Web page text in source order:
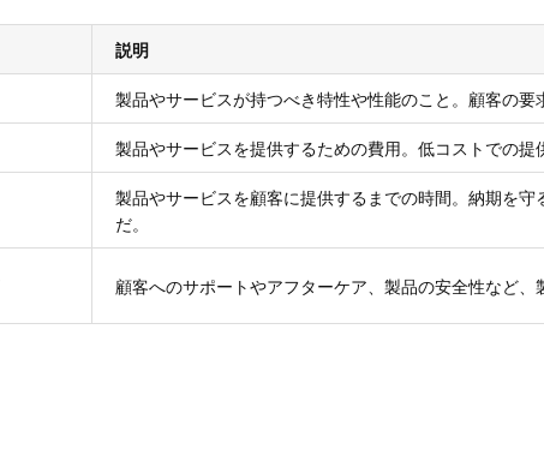
説明
製品やサービスが持つべき特性や性能のこと。顧客の要
製品やサービスを提供するための費用。低コストでの提
製品やサービスを顧客に提供するまでの時間。納期を
だ。
顧客へのサポートやアフターケア、製品の安全性など、